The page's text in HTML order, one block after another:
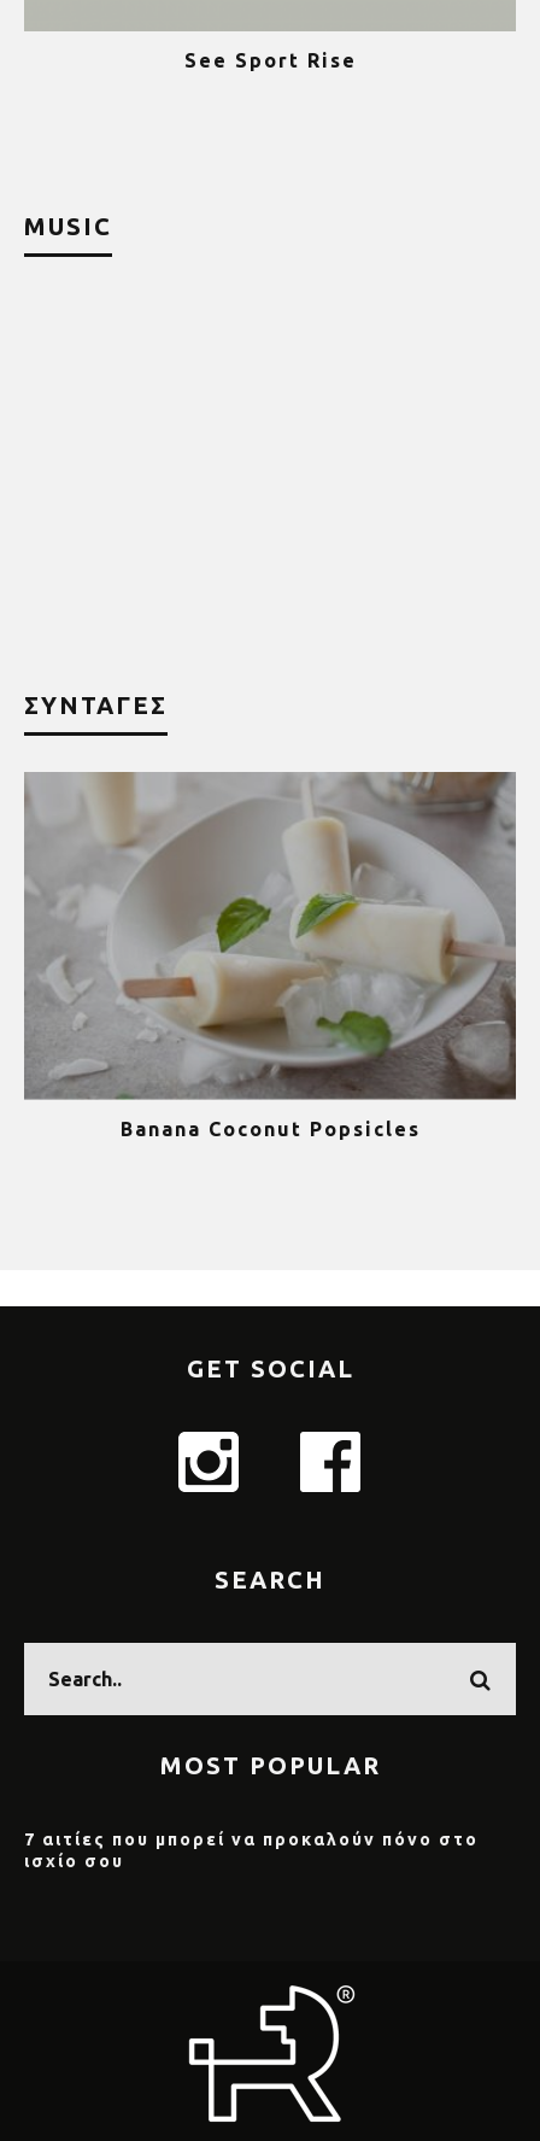
See Sport Rise
MUSIC
ΣΥΝΤΑΓΕΣ
Banana Coconut Popsicles
GET SOCIAL
SEARCH
MOST POPULAR
7 αιτίες που μπορεί να προκαλούν πόνο στο
ισχίο σου